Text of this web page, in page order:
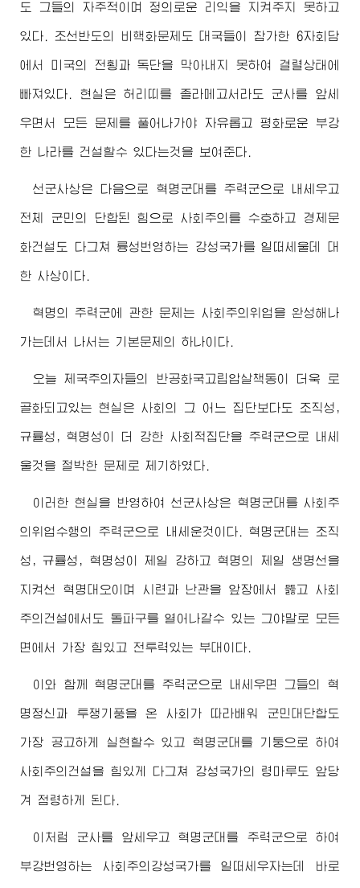
도 그들의 자주적이며 정의로운 리익을 지켜주지 못하고
있다. 조선반도의 비핵화문제도 대국들이 참가한 6자회담
에서 미국의 전횡과 독단을 막아내지 못하여 결렬상태에
빠져있다. 현실은 허리띠를 졸라메고서라도 군사를 앞세
우면서 모든 문제를 풀어나가야 자유롭고 평화로운 부강
한 나라를 건설할수 있다는것을 보여준다.
선군사상은 다음으로 혁명군대를 주력군으로 내세우고
전체 군민의 단합된 힘으로 사회주의를 수호하고 경제문
화건설도 다그쳐 륭성번영하는 강성국가를 일떠세울데 대
한 사상이다.
혁명의 주력군에 관한 문제는 사회주의위업을 완성해나
가는데서 나서는 기본문제의 하나이다.
오늘 제국주의자들의 반공화국고립압살책동이 더욱 로
골화되고있는 현실은 사회의 그 어느 집단보다도 조직성,
규률성, 혁명성이 더 강한 사회적집단을 주력군으로 내세
울것을 절박한 문제로 제기하였다.
이러한 현실을 반영하여 선군사상은 혁명군대를 사회주
의위업수행의 주력군으로 내세운것이다. 혁명군대는 조직
성, 규률성, 혁명성이 제일 강하고 혁명의 제일 생명선을
지켜선 혁명대오이며 시련과 난관을 앞장에서 뚫고 사회
주의건설에서도 돌파구를 열어나갈수 있는 그야말로 모든
면에서 가장 힘있고 전투력있는 부대이다.
이와 함께 혁명군대를 주력군으로 내세우면 그들의 혁
명정신과 투쟁기풍을 온 사회가 따라배워 군민대단합도
가장 공고하게 실현할수 있고 혁명군대를 기둥으로 하여
사회주의건설을 힘있게 다그쳐 강성국가의 령마루도 앞당
겨 점령하게 된다.
이처럼 군사를 앞세우고 혁명군대를 주력군으로 하여
부강번영하는 사회주의강성국가를 일떠세우자는데 바로